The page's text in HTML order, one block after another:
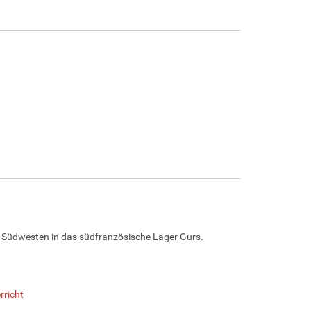
in das südfranzösische Lager Gurs.